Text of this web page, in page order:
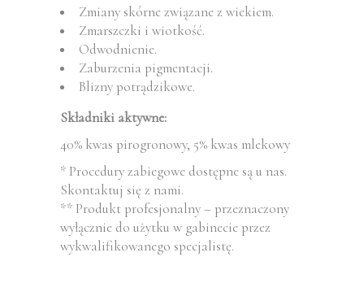
Zmiany skórne związane z wiekiem.
Zmarszczki i wiotkość.
Odwodnienie.
Zaburzenia pigmentacji.
Blizny potrądzikowe.
Składniki aktywne:
40% kwas pirogronowy, 5% kwas mlekowy
* Procedury zabiegowe dostępne są u nas.
Skontaktuj się z nami.
** Produkt profesjonalny – przeznaczony
wyłącznie do użytku w gabinecie przez
wykwalifikowanego specjalistę.